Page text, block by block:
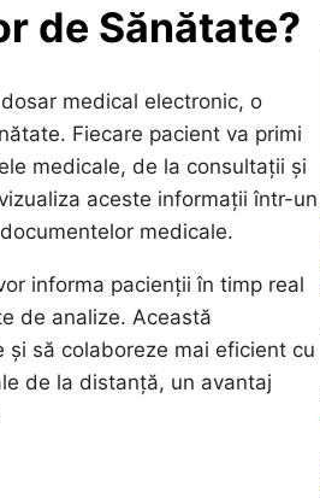
de Sănătate?
medical electronic, o
Fiecare pacient va primi
medicale, de la consultații și
aceste informații într-un
medicale.
informa pacienții în timp real
de analize. Această
să colaboreze mai eficient cu
de la distanță, un avantaj